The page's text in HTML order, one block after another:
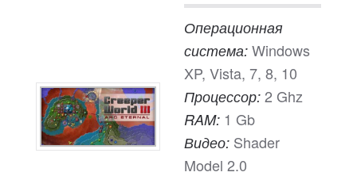
Операционная
система: Windows
XP, Vista, 7, 8, 10
Процессор: 2 Ghz
RAM: 1 Gb
Видео: Shader
Model 2.0